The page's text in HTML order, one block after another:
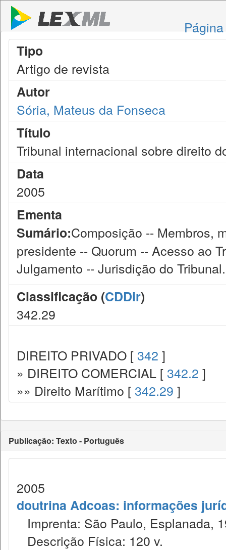
Tipo
Artigo de revista
Autor
Sória, Mateus da Fonseca
Título
Tribunal internacional sobre direito
Data
2005
Ementa
Sumário:Composição -- Membros,
presidente -- Quorum -- Acesso ao
Julgamento -- Jurisdição do Tribunal.
Classificação (CDDir)
342.29
DIREITO PRIVADO [ 342 ]
» DIREITO COMERCIAL [ 342.2 ]
»» Direito Marítimo [ 342.29 ]
Publicação: Texto - Português
2005
doutrina Adcoas: informações
Imprenta: São Paulo, Esplanada,
Descrição Física: 120 v.